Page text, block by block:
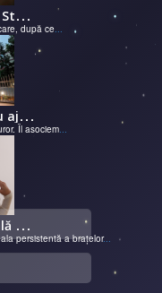
C
e este sindromul Stockholm și de ce victimele își apără agresorii.
după ce
Z
âmbet perfect cu ajutorul unui cabinet dentar
Îl asociem...
S
pondiloză cervicală – semnale de alarmă și soluții moderne chirurgie...
persistentă a brațelor...